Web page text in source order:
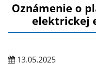
Oznámenie o
elektrickej
13.05.2025